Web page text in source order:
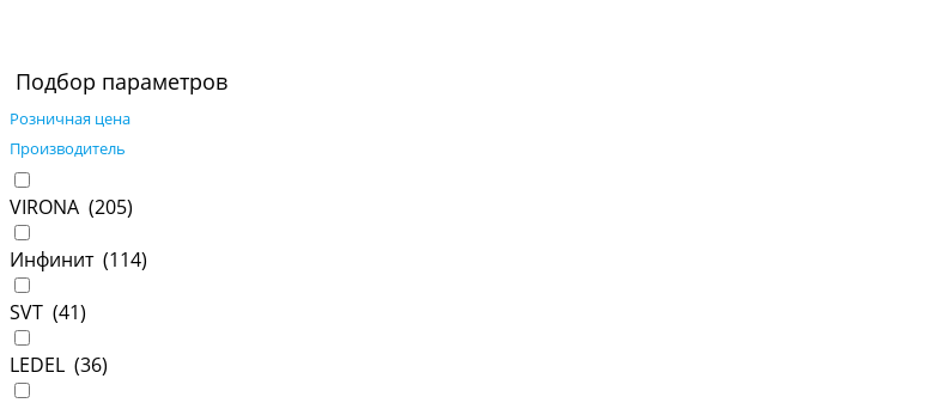
Подбор параметров
Розничная цена
Производитель
VIRONA (205)
Инфинит (114)
SVT (41)
LEDEL (36)